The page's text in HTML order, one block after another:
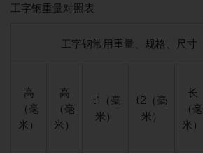
工字钢重量对照表
工字钢常用重量、规格、尺寸
高
（毫
米）
高
（毫
米）
t1（毫
米）
t2（毫
米）
长
（毫
米）